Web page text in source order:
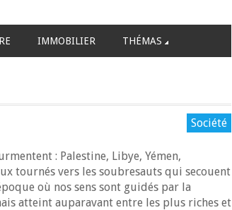
IMMOBILIER THÉMAS
Société
: Palestine, Libye, Yémen,
tournés vers les soubresauts qui secouent
où nos sens sont guidés par la
atteint auparavant entre les plus riches et